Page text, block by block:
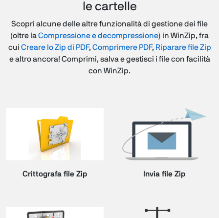
le cartelle
Scopri alcune delle altre funzionalità di gestione dei file
(oltre laCompressione e decompressione) in WinZip, fra
cui Creare lo Zip di PDF,Comprimere PDF, Riparare file Zip
e altro ancora! Comprimi, salva e gestisci i file con facilità
con WinZip.
Crittografa file Zip Invia file Zip